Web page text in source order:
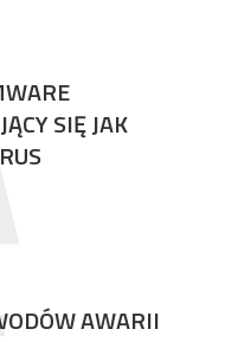
SIĘ JAK
AWARII